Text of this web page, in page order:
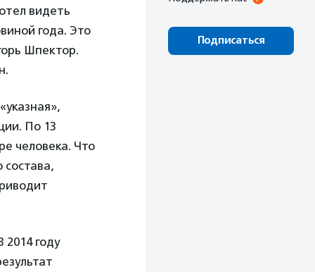
видеть
года. Это
Шпектор.
По 13
человека. Что
2014 году
Подписаться